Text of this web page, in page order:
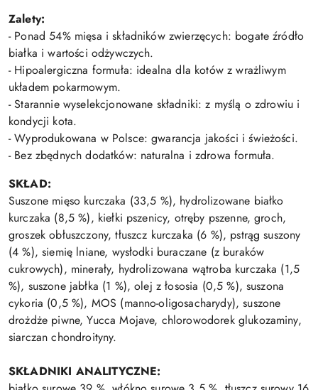
Zalety:
- Ponad 54% mięsa i składników zwierzęcych: bogate źródło
białka i wartości odżywczych.
- Hipoalergiczna formuła: idealna dla kotów z wrażliwym
układem pokarmowym.
- Starannie wyselekcjonowane składniki: z myślą o zdrowiu i
kondycji kota.
- Wyprodukowana w Polsce: gwarancja jakości i świeżości.
- Bez zbędnych dodatków: naturalna i zdrowa formuła.
SKŁAD:
Suszone mięso kurczaka (33,5 %), hydrolizowane białko
kurczaka (8,5 %), kiełki pszenicy, otręby pszenne, groch,
groszek obłuszczony, tłuszcz kurczaka (6 %), pstrąg suszony
(4 %), siemię lniane, wysłodki buraczane (z buraków
cukrowych), minerały, hydrolizowana wątroba kurczaka (1,5
%), suszone jabłka (1 %), olej z łososia (0,5 %), suszona
cykoria (0,5 %), MOS (manno-oligosacharydy), suszone
drożdże piwne, Yucca Mojave, chlorowodorek glukozaminy,
siarczan chondroityny.
SKŁADNIKI ANALITYCZNE: